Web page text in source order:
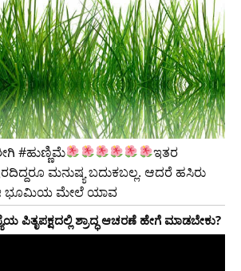
#ಹುಣ್ಣಿಮೆ
ಇತರ
ಮನುಷ್ಯ ಬದುಕಬಲ್ಲ. ಆದರೆ ಹಸಿರು
ಈ ಭೂಮಿಯ ಮೇಲೆ ಯಾವ
ಶ್ರಾದ್ಧ ಆಚರಣೆ ಹೇಗೆ ಮಾಡಬೇಕು?